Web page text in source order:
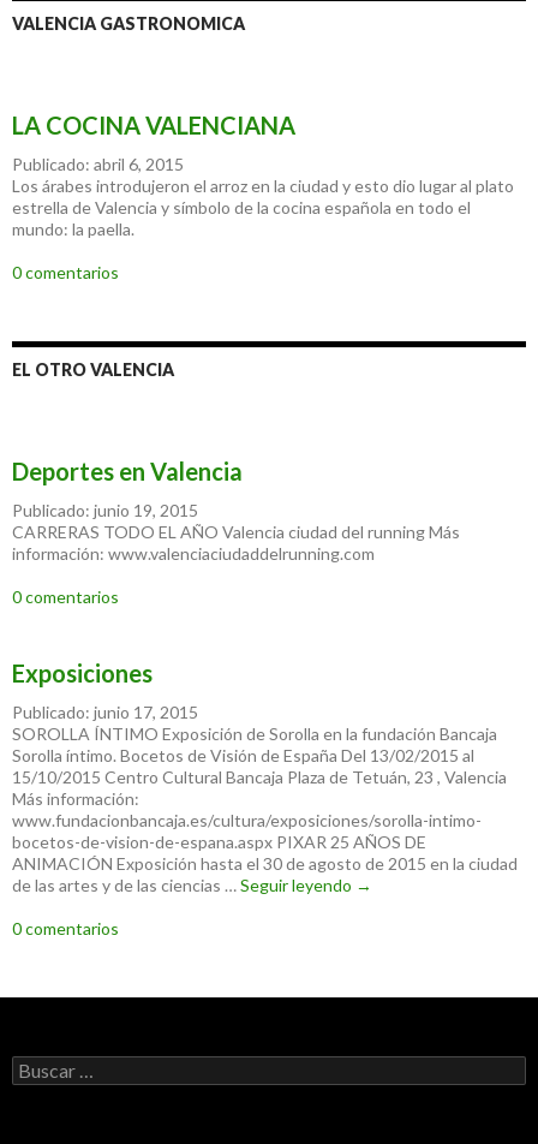
VALENCIA GASTRONOMICA
LA COCINA VALENCIANA
Publicado: abril 6, 2015
Los árabes introdujeron el arroz en la ciudad y esto dio lugar al plato
estrella de Valencia y símbolo de la cocina española en todo el
mundo: la paella.
0 comentarios
EL OTRO VALENCIA
Deportes en Valencia
Publicado: junio 19, 2015
CARRERAS TODO EL AÑO Valencia ciudad del running Más
información: www.valenciaciudaddelrunning.com
0 comentarios
Exposiciones
Publicado: junio 17, 2015
SOROLLA ÍNTIMO Exposición de Sorolla en la fundación Bancaja
Sorolla íntimo. Bocetos de Visión de España Del 13/02/2015 al
15/10/2015 Centro Cultural Bancaja Plaza de Tetuán, 23 , Valencia
Más información:
www.fundacionbancaja.es/cultura/exposiciones/sorolla-intimo-
bocetos-de-vision-de-espana.aspx PIXAR 25 AÑOS DE
ANIMACIÓN Exposición hasta el 30 de agosto de 2015 en la ciudad
de las artes y de las ciencias …Seguir leyendo Exposiciones
→
0 comentarios
Buscar: